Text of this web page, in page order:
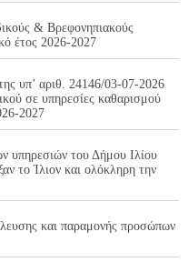
& Βρεφονηπιακούς
έτος 2026-2027
υπ’ αριθ. 24146/03-07-2026
σε υπηρεσίες καθαρισμού
2027
υπηρεσιών του Δήμου Ιλίου
το Ίλιον και ολόκληρη την
και παραμονής προσώπων